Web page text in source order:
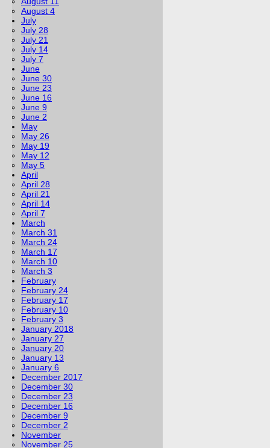
August 4
July
July 28
July 21
July 14
July 7
June
June 30
June 23
June 16
June 9
June 2
May
May 26
May 19
May 12
May 5
April
April 28
April 21
April 14
April 7
March
March 31
March 24
March 17
March 10
March 3
February
February 24
February 17
February 10
February 3
January 2018
January 27
January 20
January 13
January 6
December 2017
December 30
December 23
December 16
December 9
December 2
November
November 25